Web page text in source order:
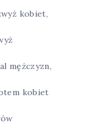
kobiet,
mężczyzn,
kobiet